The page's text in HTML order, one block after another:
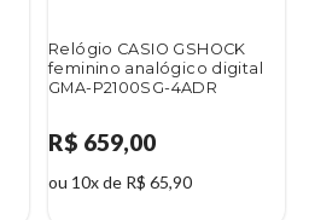
Relógio CASIO GSHOCK
feminino analógico digital
GMA-P2100SG-4ADR
R$ 659,00
ou 10x de R$ 65,90